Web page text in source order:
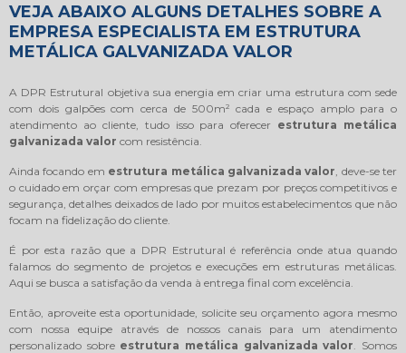
VEJA ABAIXO ALGUNS DETALHES SOBRE A
EMPRESA ESPECIALISTA EM ESTRUTURA
METÁLICA GALVANIZADA VALOR
A DPR Estrutural objetiva sua energia em criar uma estrutura com sede
com dois galpões com cerca de 500m² cada e espaço amplo para o
atendimento ao cliente, tudo isso para oferecer estrutura metálica
galvanizada valor com resistência.
Ainda focando em estrutura metálica galvanizada valor , deve-se ter
o cuidado em orçar com empresas que prezam por preços competitivos e
segurança, detalhes deixados de lado por muitos estabelecimentos que não
focam na fidelização do cliente.
É por esta razão que a DPR Estrutural é referência onde atua quando
falamos do segmento de projetos e execuções em estruturas metálicas.
Aqui se busca a satisfação da venda à entrega final com excelência.
Então, aproveite esta oportunidade, solicite seu orçamento agora mesmo
com nossa equipe através de nossos canais para um atendimento
personalizado sobre estrutura metálica galvanizada valor . Somos